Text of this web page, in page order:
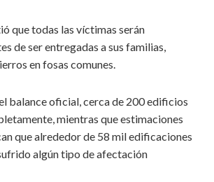
que todas las víctimas serán
de ser entregadas a sus familias,
en fosas comunes.
balance oficial, cerca de 200 edificios
mientras que estimaciones
que alrededor de 58 mil edificaciones
algún tipo de afectación